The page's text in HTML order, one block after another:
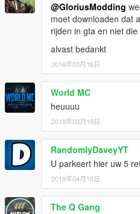
@GloriusModding
moet downloaden dat
rijden in gta en niet
alvast bedankt
2018年03月16日
World MC
heuuuu
2018年03月19日
RandomlyDaveyYT
U parkeert hier uw 5
2018年04月18日
The Q Gang